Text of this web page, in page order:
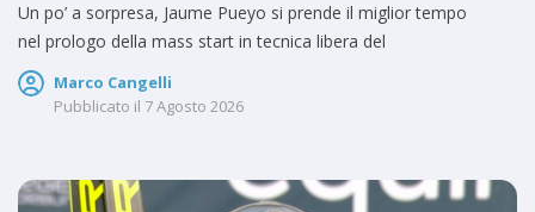
Un po’ a sorpresa, Jaume Pueyo si prende il miglior tempo
nel prologo della mass start in tecnica libera del
Marco Cangelli
Pubblicato il 7 Agosto 2026